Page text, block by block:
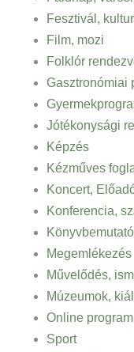
Fesztivál,
Film, mozi
Folklór
Gasztronómiai
Jótékonysági
Képzés
Kézműves
Koncert,
Konferencia,
Megemlékezés
Művelődés,
Múzeumok,
Online program
Sport